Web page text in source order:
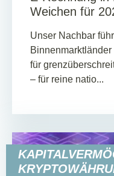
Weichen für
Unser Nachbar
für
– für reine natio...